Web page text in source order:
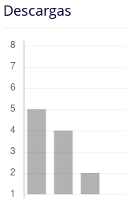
Descargas